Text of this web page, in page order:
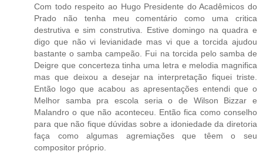
Com todo respeito ao Hugo Presidente do Acadêmicos do
Prado não tenha meu comentário como uma critica
destrutiva e sim construtiva. Estive domingo na quadra e
digo que não vi levianidade mas vi que a torcida ajudou
bastante o samba campeão. Fui na torcida pelo samba de
Deigre que concerteza tinha uma letra e melodia magnifica
mas que deixou a desejar na interpretação fiquei triste.
Então logo que acabou as apresentações entendi que o
Melhor samba pra escola seria o de Wilson Bizzar e
Malandro o que não aconteceu. Então fica como conselho
para que não fique dúvidas sobre a idoniedade da diretoria
faça como algumas agremiações que têem o seu
compositor próprio.